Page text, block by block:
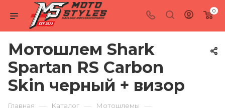
0
Мотошлем Shark
Spartan RS Carbon
Skin черный + визор
Главная — Каталог — Мотошлемы —